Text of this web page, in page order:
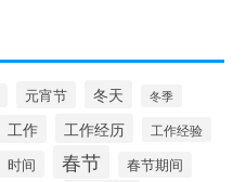
元宵节 冬天 冬季
工作 工作经历
工作经验
时间 春节 春节期间